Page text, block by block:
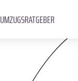
UMZUGSRATGEBER